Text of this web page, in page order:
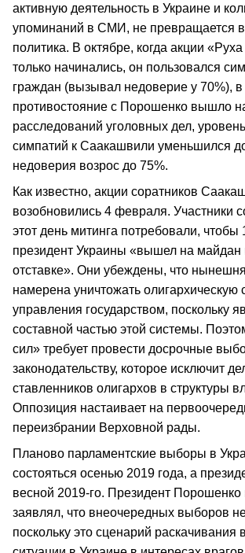
активную деятельность в Украине и
упоминаний в СМИ, не превращается в
политика. В октябре, когда акции
только начинались, он пользовался
граждан (вызывал недоверие у 70%), в
противостояние с Порошенко вышло
расследований уголовных дел,
симпатий к Саакашвили уменьшился
недоверия возрос до 75%.
Как известно, акции соратников
возобновились 4 февраля. Участники
этот день митинга потребовали,
президент Украины «вышел на майдан
отставке». Они убеждены, что
намерена уничтожать олигархическую
управления государством, поскольку
составной частью этой системы.
сил» требует провести досрочные
законодательству, которое исключит
ставленников олигархов в структуры
Оппозиция настаивает на
переизбрании Верховной рады.
Планово парламентские выборы в
состояться осенью 2019 года, а
весной 2019-го. Президент Порошенко
заявлял, что внеочередных выборов не
поскольку это сценарий раскачивания